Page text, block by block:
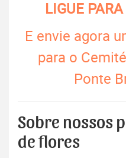
LIGUE PARA
E envie agora
para o
Ponte
Sobre nossos
de flores